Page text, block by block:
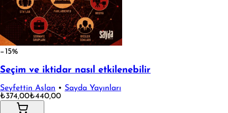
−15%
Seçim ve iktidar nasıl etkilenebilir
Seyfettin Aslan • Sayda Yayınları
₺374,00₺440,00